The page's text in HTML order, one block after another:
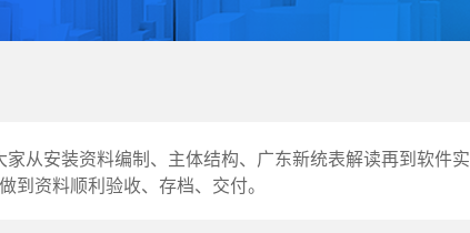
从安装资料编制、主体结构、广东新统表解读再到软件实
资料顺利验收、存档、交付。